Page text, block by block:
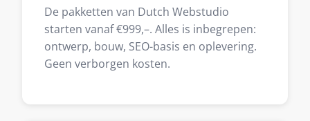
De pakketten van Dutch Webstudio
starten vanaf €999,–. Alles is inbegrepen:
ontwerp, bouw, SEO-basis en oplevering.
Geen verborgen kosten.